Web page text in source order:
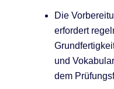
Die
erfordert
und
dem